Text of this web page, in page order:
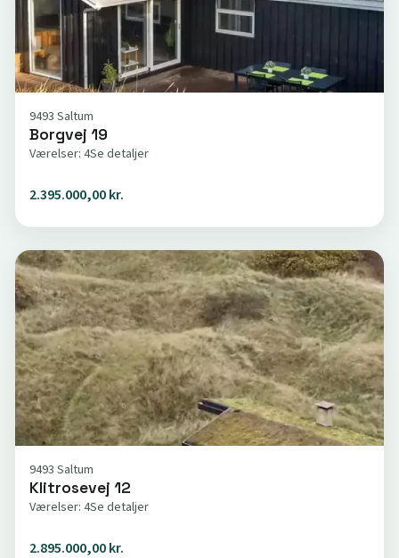
9493 Saltum
Borgvej 19
Værelser: 4Se detaljer
2.395.000,00 kr.
9493 Saltum
Klitrosevej 12
Værelser: 4Se detaljer
2.895.000,00 kr.